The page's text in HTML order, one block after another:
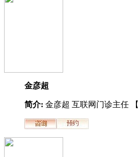
金彦超
简介: 金彦超 互联网门诊主任